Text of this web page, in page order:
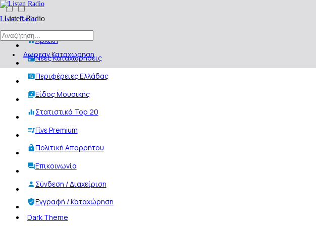
Listen Radio
Δωρεαν Καταχωρηση
Listen Radio
Αρχική
Νέες Καταχωρήσεις
Περιφέρειες Ελλάδας
Είδος Μουσικής
Στατιστικά Top 20
Γίνε Premium
Πολιτική Απορρήτου
Επικοινωνία
Σύνδεση / Διαχείριση
Εγγραφή / Καταχώρηση
Dark Theme